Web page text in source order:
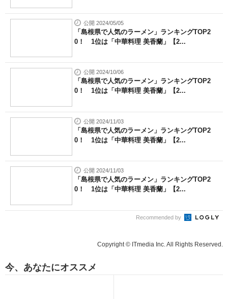
公開 2024/05/05
「島根県で人気のラーメン」ランキングTOP2
0！ 1位は「中華料理 美香蘭」【2...
公開 2024/10/06
「島根県で人気のラーメン」ランキングTOP2
0！ 1位は「中華料理 美香蘭」【2...
公開 2024/11/03
「島根県で人気のラーメン」ランキングTOP2
0！ 1位は「中華料理 美香蘭」【2...
公開 2024/11/03
「島根県で人気のラーメン」ランキングTOP2
0！ 1位は「中華料理 美香蘭」【2...
Recommended by
Copyright © ITmedia Inc. All Rights Reserved.
今、あなたにオススメ